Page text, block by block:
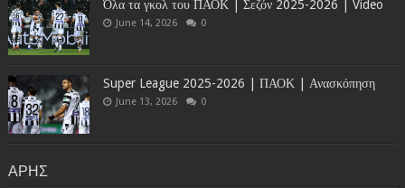
Όλα τα γκολ του ΠΑΟΚ | Σεζόν 2025-2026 | Video
June 14, 2026 0
Super League 2025-2026 | ΠΑΟΚ | Ανασκόπηση
June 13, 2026 0
ΑΡΗΣ